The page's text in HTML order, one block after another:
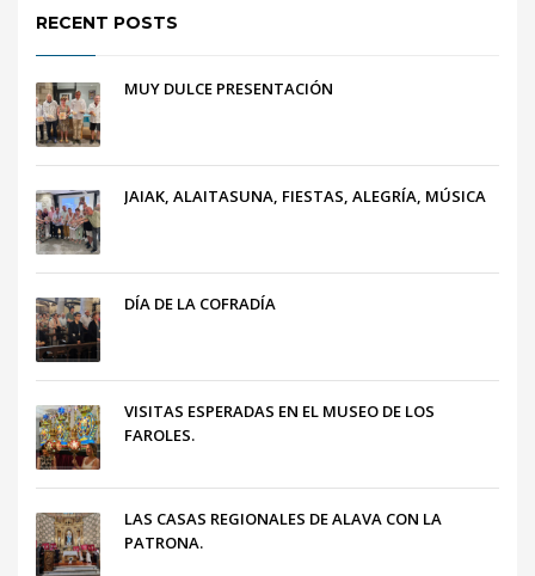
RECENT POSTS
MUY DULCE PRESENTACIÓN
JAIAK, ALAITASUNA, FIESTAS, ALEGRÍA, MÚSICA
DÍA DE LA COFRADÍA
VISITAS ESPERADAS EN EL MUSEO DE LOS
FAROLES.
LAS CASAS REGIONALES DE ALAVA CON LA
PATRONA.